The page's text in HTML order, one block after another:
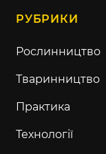
РУБРИКИ
Рослинництво
Тваринництво
Практика
Технології